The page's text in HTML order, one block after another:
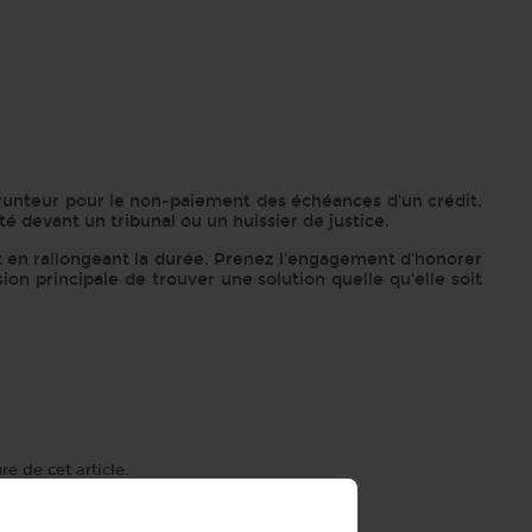
pour le non-paiement des échéances d'un crédit.
devant un tribunal ou un huissier de justice.
rallongeant la durée. Prenez l'engagement d'honorer
principale de trouver une solution quelle qu'elle soit
de cet article.